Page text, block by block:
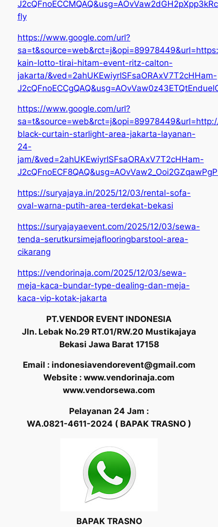
fly
https://www.google.com/url?
kain-lotto-tirai-hitam-event-ritz-calton-
jakarta/&ved=2ahUKEwiyrISFsaORAxV7T2cHHam-
https://www.google.com/url?
black-curtain-starlight-area-jakarta-layanan-
24-
jam/&ved=2ahUKEwiyrISFsaORAxV7T2cHHam-
https://suryajaya.in/2025/12/03/rental-sofa-
oval-warna-putih-area-terdekat-bekasi
https://suryajayaevent.com/2025/12/03/sewa-
tenda-serutkursimejaflooringbarstool-area-
cikarang
https://vendorinaja.com/2025/12/03/sewa-
meja-kaca-bundar-type-dealing-dan-meja-
kaca-vip-kotak-jakarta
PT.VENDOR EVENT INDONESIA
Jln. Lebak No.29 RT.01/RW.20 Mustikajaya
Bekasi Jawa Barat 17158
Email : indonesiavendorevent@gmail.com
Website : www.vendorinaja.com
www.vendorsewa.com
Pelayanan 24 Jam :
WA.0821-4611-2024 ( BAPAK TRASNO )
BAPAK TRASNO